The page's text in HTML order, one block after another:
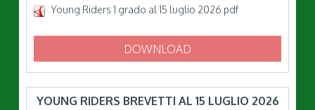
Young Riders 1 grado al 15 luglio 2026.pdf
DOWNLOAD
YOUNG RIDERS BREVETTI AL 15 LUGLIO 2026